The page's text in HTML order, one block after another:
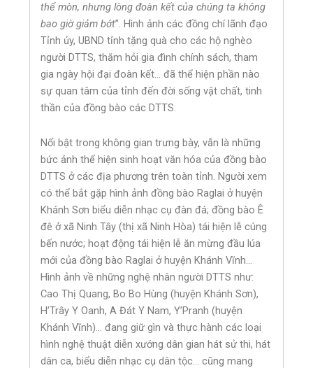
thể mòn, nhưng lòng đoàn kết của chúng ta không
bao giờ giảm bớt”. Hình ảnh các đồng chí lãnh đạo
Tỉnh ủy, UBND tỉnh tặng quà cho các hộ nghèo
người DTTS, thăm hỏi gia đình chính sách, tham
gia ngày hội đại đoàn kết… đã thể hiện phần nào
sự quan tâm của tỉnh đến đời sống vật chất, tinh
thần của đồng bào các DTTS.
Nổi bật trong không gian trưng bày, vẫn là những
bức ảnh thể hiện sinh hoạt văn hóa của đồng bào
DTTS ở các địa phương trên toàn tỉnh. Người xem
có thể bắt gặp hình ảnh đồng bào Raglai ở huyện
Khánh Sơn biểu diễn nhạc cụ đàn đá; đồng bào Ê
đê ở xã Ninh Tây (thị xã Ninh Hòa) tái hiện lễ cúng
bến nước; hoạt động tái hiện lễ ăn mừng đầu lúa
mới của đồng bào Raglai ở huyện Khánh Vĩnh…
Hình ảnh về những nghệ nhân người DTTS như:
Cao Thị Quang, Bo Bo Hùng (huyện Khánh Sơn),
H’Trây Y Oanh, A Đát Y Nam, Y’Pranh (huyện
Khánh Vĩnh)… đang giữ gìn và thực hành các loại
hình nghệ thuật diễn xướng dân gian hát sử thi, hát
dân ca, biểu diễn nhạc cụ dân tộc… cũng mang